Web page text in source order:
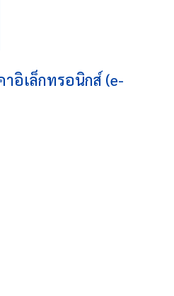
อิเล็กทรอนิกส์ (e-